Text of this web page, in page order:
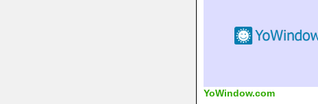
YoWindow.com